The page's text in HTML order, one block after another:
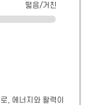
떫음/거친
, 에너지와 활력이